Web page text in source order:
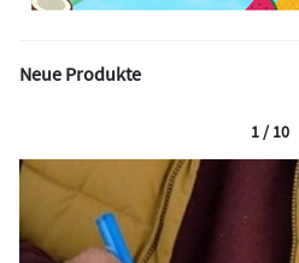
Neue Produkte
1 / 10